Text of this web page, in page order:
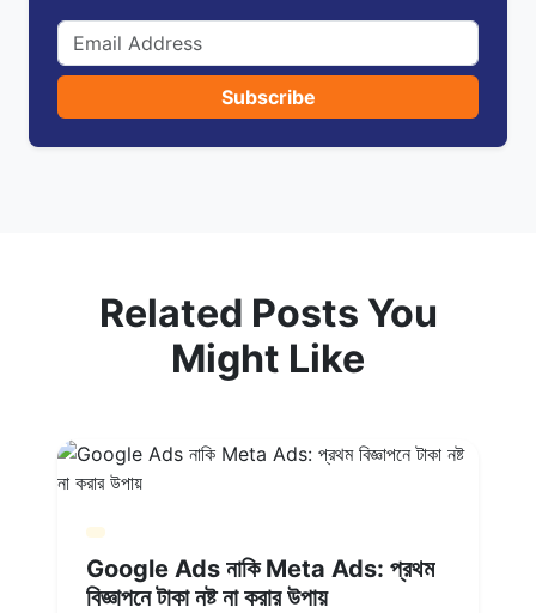
Subscribe
Related Posts You
Might Like
Google Ads নাকি Meta Ads: প্রথম
বিজ্ঞাপনে টাকা নষ্ট না করার উপায়